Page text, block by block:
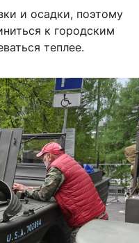
и осадки, поэтому
к городским
теплее.